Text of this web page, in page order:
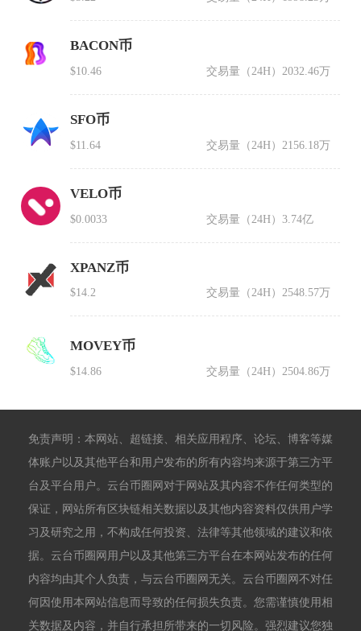
BACON币
$10.46 交易量（24H） 2032.46万
SFO币
$11.64 交易量（24H） 2156.18万
VELO币
$0.0033 交易量（24H）3.74亿
XPANZ币
$14.2 交易量（24H）2548.57万
MOVEY币
$14.86 交易量（24H） 2504.86万
免责声明：本网站、超链接、相关应用程序、论坛、博客等媒
体账户以及其他平台和用户发布的所有内容均来源于第三方平
台及平台用户。云台币圈网对于网站及其内容不作任何类型的
保证，网站所有区块链相关数据以及其他内容资料仅供用户学
习及研究之用，不构成任何投资、法律等其他领域的建议和依
据。云台币圈网用户以及其他第三方平台在本网站发布的任何
内容均由其个人负责，与云台币圈网无关。云台币圈网不对任
何因使用本网站信息而导致的任何损失负责。您需谨慎使用相
关数据及内容，并自行承担所带来的一切风险。强烈建议您独